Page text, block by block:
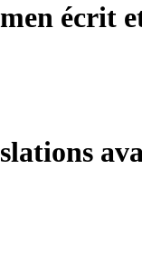
écrit